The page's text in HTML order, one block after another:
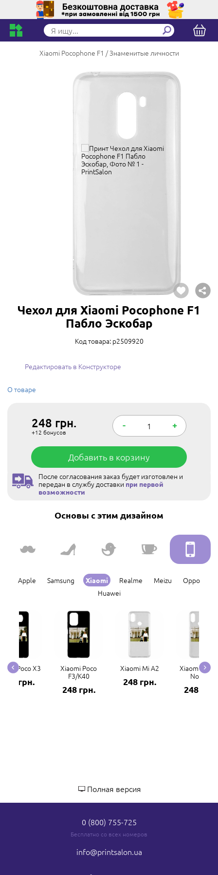
Xiaomi Pocophone F1 Знаменитые личности
Чехол для Xiaomi Pocophone F1
Пабло Эскобар
Код товара: p2509920
Редактировать в Конструкторе
О товаре
248 грн.
+12 бонусов
- +
Добавить в корзину
После согласования заказ будет изготовлен и
передан в службу доставки при первой
возможности
Основы с этим дизайном
Apple Samsung Xiaomi Realme Meizu
Oppo
Huawei
Poco X3
248 грн.
Xiaomi Poco
F3/K40
248 грн.
Xiaomi Mi A2
248 грн.
Xiaomi
Note 7
248 грн.
Полная версия
0 (800) 755-725
Бесплатно со всех номеров
info@printsalon.ua